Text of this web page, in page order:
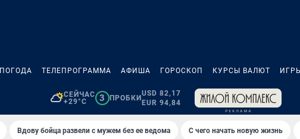
ПОГОДА ТЕЛЕПРОГРАММА АФИША ГОРОСКОП КУРСЫ ВАЛЮТ
СЕЙЧАС
+29°C
3 ПРОБКИ
USD 82,17
EUR 94,84
Вдову бойца развели с мужем без ее ведома С чего начать новую жизнь